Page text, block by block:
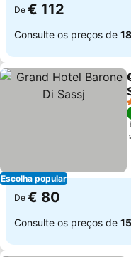
De € 112
Consulte os preços de
Escolha popular
De € 80
Consulte os preços de